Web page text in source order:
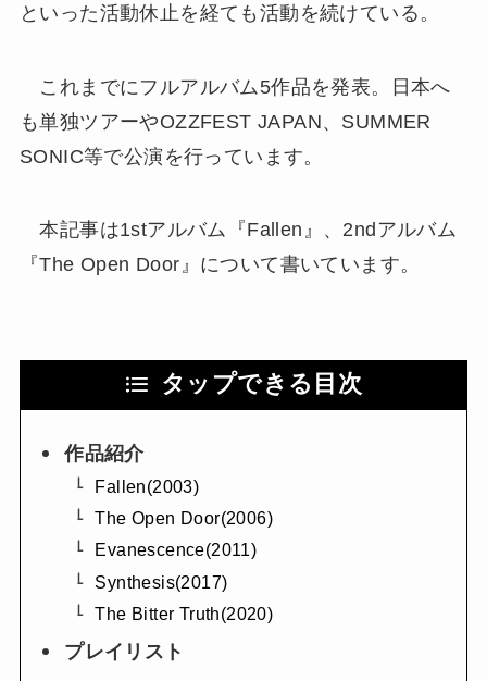
といった活動休止を経ても活動を続けている。
これまでにフルアルバム5作品を発表。日本へ
も単独ツアーやOZZFEST JAPAN、SUMMER
SONIC等で公演を行っています。
本記事は1stアルバム『Fallen』、2ndアルバム
『The Open Door』について書いています。
タップできる目次
作品紹介
Fallen(2003)
The Open Door(2006)
Evanescence(2011)
Synthesis(2017)
The Bitter Truth(2020)
プレイリスト